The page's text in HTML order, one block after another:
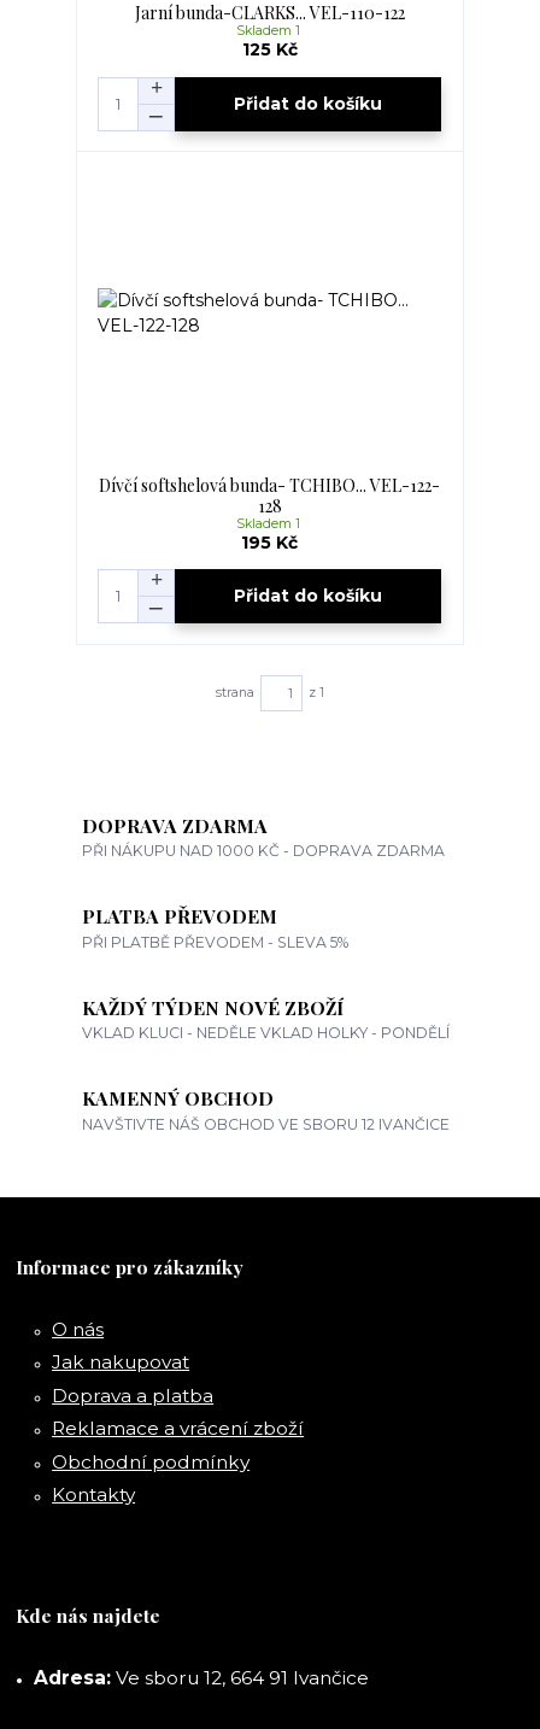
Jarní bunda-CLARKS... VEL-110-122
125 Kč
Skladem 1
Přidat do košíku
Dívčí softshelová bunda- TCHIBO... VEL-122-
128
195 Kč
Skladem 1
Přidat do košíku
strana z 1
DOPRAVA ZDARMA
PŘI NÁKUPU NAD 1000 KČ - DOPRAVA ZDARMA
PLATBA PŘEVODEM
PŘI PLATBĚ PŘEVODEM - SLEVA 5%
KAŽDÝ TÝDEN NOVÉ ZBOŽÍ
VKLAD KLUCI - NEDĚLE VKLAD HOLKY - PONDĚLÍ
KAMENNÝ OBCHOD
NAVŠTIVTE NÁŠ OBCHOD VE SBORU 12 IVANČICE
Informace pro zákazníky
O nás
Jak nakupovat
Doprava a platba
Reklamace a vrácení zboží
Obchodní podmínky
Kontakty
Kde nás najdete
Adresa: Ve sboru 12, 664 91 Ivančice